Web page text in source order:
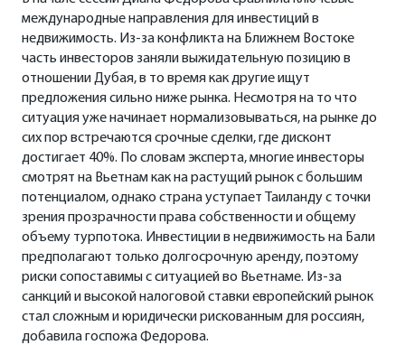
международные направления для инвестиций в
недвижимость. Из-за конфликта на Ближнем Востоке
часть инвесторов заняли выжидательную позицию в
отношении Дубая, в то время как другие ищут
предложения сильно ниже рынка. Несмотря на то что
ситуация уже начинает нормализовываться, на рынке до
сих пор встречаются срочные сделки, где дисконт
достигает 40%. По словам эксперта, многие инвесторы
смотрят на Вьетнам как на растущий рынок с большим
потенциалом, однако страна уступает Таиланду с точки
зрения прозрачности права собственности и общему
объему турпотока. Инвестиции в недвижимость на Бали
предполагают только долгосрочную аренду, поэтому
риски сопоставимы с ситуацией во Вьетнаме. Из-за
санкций и высокой налоговой ставки европейский рынок
стал сложным и юридически рискованным для россиян,
добавила госпожа Федорова.